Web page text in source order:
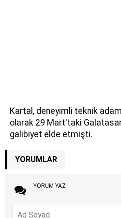
Kartal, deneyimli teknik
olarak 29 Mart'taki
galibiyet elde etmişti.
YORUMLAR
YORUM YAZ